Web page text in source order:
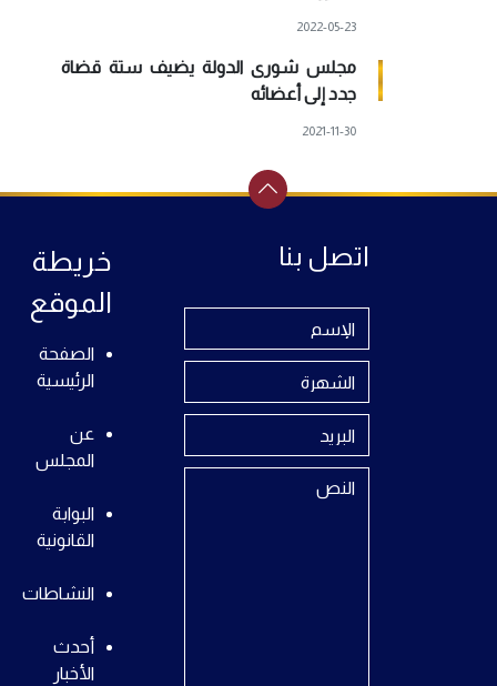
2022-05-23
مجلس شورى الدولة يضيف ستة قضاة
جدد إلى أعضائه
2021-11-30
اتصل بنا
خريطة
الموقع
الصفحة
الرئيسية
عن
المجلس
البوابة
القانونية
النشاطات
أحدث
الأخبار